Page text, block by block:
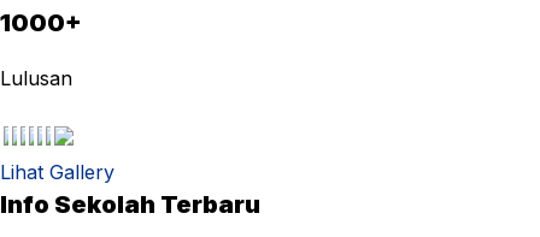
1000+
Lulusan
Lihat Gallery
Info Sekolah Terbaru